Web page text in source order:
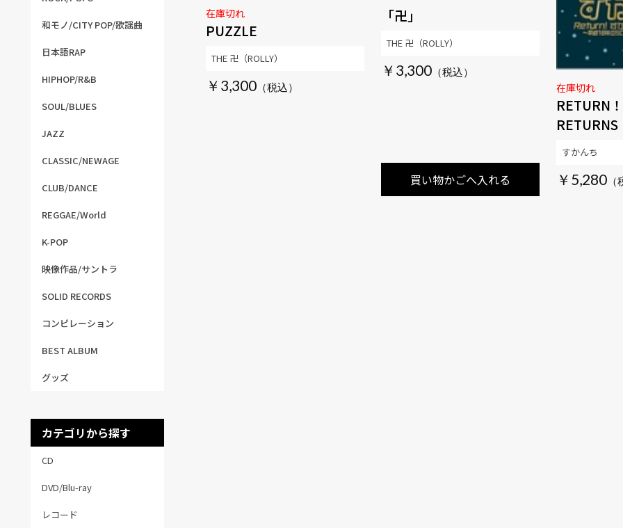
和モノ/CITY POP/歌謡曲
日本語RAP
HIPHOP/R&B
SOUL/BLUES
JAZZ
CLASSIC/NEWAGE
CLUB/DANCE
REGGAE/World
K-POP
映像作品/サントラ
SOLID RECORDS
コンピレーション
BEST ALBUM
グッズ
カテゴリから探す
CD
DVD/Blu-ray
レコード
PUZZLE
在庫切れ
￥3,300
THE 卍（ROLLY）
「卍」
￥3,300
買い物かごへ入れる
THE 卍（ROLLY）
RETURN
SCANH'N
在庫切れ
￥5,280
すかんち